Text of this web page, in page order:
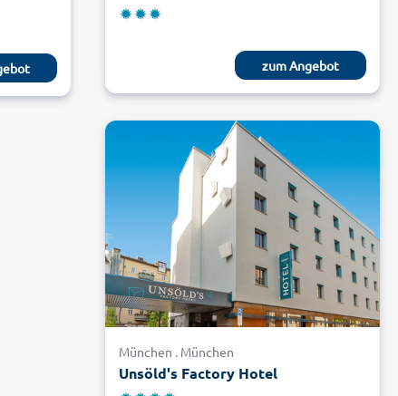
zum Angebot
München . München
Unsöld's Factory Hotel